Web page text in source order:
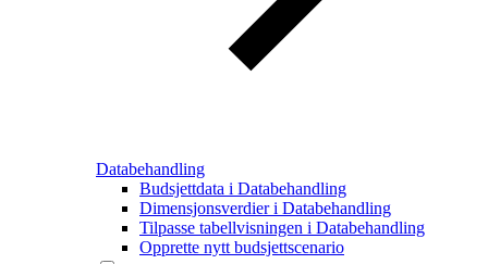
Databehandling
Budsjettdata i Databehandling
Dimensjonsverdier i Databehandling
Tilpasse tabellvisningen i Databehandling
Opprette nytt budsjettscenario